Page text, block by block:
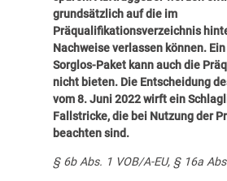
grundsätzlich auf die im
Präqualifikationsverzeichnis
Nachweise verlassen können.
Sorglos-Paket kann auch die
nicht bieten. Die Entscheidung
vom 8. Juni 2022 wirft ein
Fallstricke, die bei Nutzung der
beachten sind.
§ 6b Abs. 1 VOB/A-EU, § 16a